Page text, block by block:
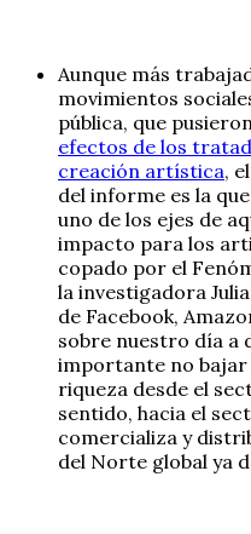
Aunque más
movimientos
pública, que
efectos de los
creación artística,
del informe es la
uno de los ejes de
impacto para los
copado por el
la investigadora
de Facebook,
sobre nuestro día a
importante no bajar
riqueza desde el
sentido, hacia el
comercializa y
del Norte global ya